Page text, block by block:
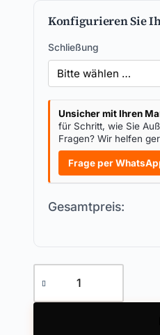
Konfigurieren Sie
Schließung
Unsicher mit Ihren
für Schritt, wie Sie
Fragen? Wir helfen
Frage per
Gesamtpreis: